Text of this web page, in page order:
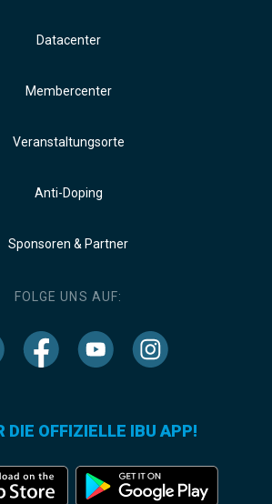
Datacenter
Membercenter
Veranstaltungsorte
Anti-Doping
Sponsoren & Partner
FOLGE UNS AUF:
DIE OFFIZIELLE IBU APP!